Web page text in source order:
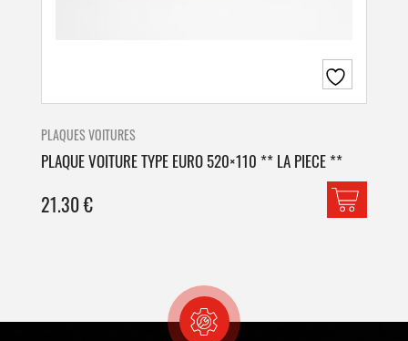
PLAQUES VOITURES
PLAQUE VOITURE TYPE EURO 520×110 ** LA PIECE **
21.30€